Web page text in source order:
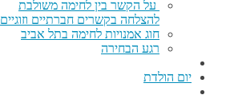
על הקשר בין לחימה משולבת
להצלחה בקשרים חברתיים וזוגיים
חוג אמנויות לחימה בתל אביב
רגע הבחירה
יום הולדת